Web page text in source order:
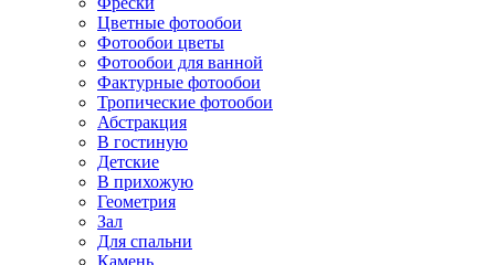
Цветные фотообои
Фотообои цветы
Фотообои для ванной
Фактурные фотообои
Тропические фотообои
Абстракция
В гостиную
Детские
В прихожую
Геометрия
Зал
Для спальни